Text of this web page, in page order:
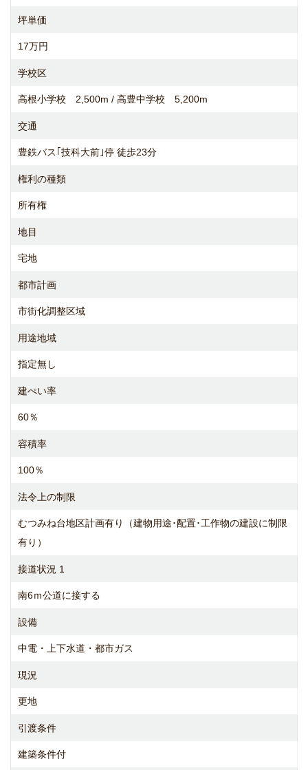
坪単価
17万円
学校区
高根小学校 2,500m / 高豊中学校 5,200m
交通
豊鉄バス｢技科大前｣停 徒歩23分
権利の種類
所有権
地目
宅地
都市計画
市街化調整区域
用途地域
指定無し
建ぺい率
60％
容積率
100％
法令上の制限
むつみね台地区計画有り（建物用途･配置･工作物の建設に制限
有り）
接道状況 1
南6ｍ公道に接する
設備
中電・上下水道・都市ガス
現況
更地
引渡条件
建築条件付